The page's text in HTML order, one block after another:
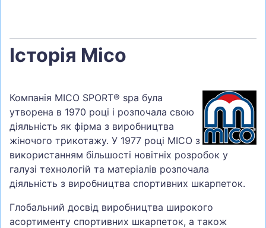
Історія Mico
Компанія MICO SPORT® spa була
утворена в 1970 році і розпочала свою
діяльність як фірма з виробництва
жіночого трикотажу. У 1977 році MICO з
використанням більшості новітніх розробок у
галузі технологій та матеріалів розпочала
діяльність з виробництва спортивних шкарпеток.
Глобальний досвід виробництва широкого
асортименту спортивних шкарпеток, а також